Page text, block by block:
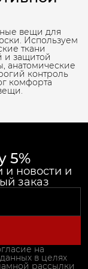
вещи для
Используем
ткани
и защитой
анатомические
контроль
комфорта
5%
новости и
заказ
на
в целях
рассылки